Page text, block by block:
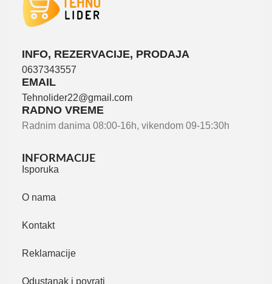
INFO, REZERVACIJE, PRODAJA
0637343557
EMAIL
Tehnolider22@gmail.com
RADNO VREME
Radnim danima 08:00-16h, vikendom 09-15:30h
INFORMACIJE
Isporuka
O nama
Kontakt
Reklamacije
Odustanak i povrati